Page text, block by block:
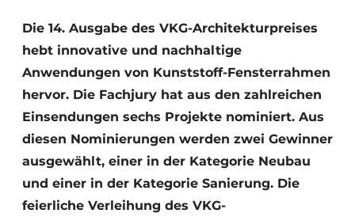
Einladung zu einem Rundtischgespräch - 20 Jahre
Profil
Ein Stellenangebot registrieren
Offene Stellen
Videos
Die 14. Ausgabe des VKG-Architekturpreises
hebt innovative und nachhaltige
Anwendungen von Kunststoff-Fensterrahmen
hervor. Die Fachjury hat aus den zahlreichen
Einsendungen sechs Projekte nominiert. Aus
diesen Nominierungen werden zwei Gewinner
ausgewählt, einer in der Kategorie Neubau
und einer in der Kategorie Sanierung. Die
feierliche Verleihung des VKG-